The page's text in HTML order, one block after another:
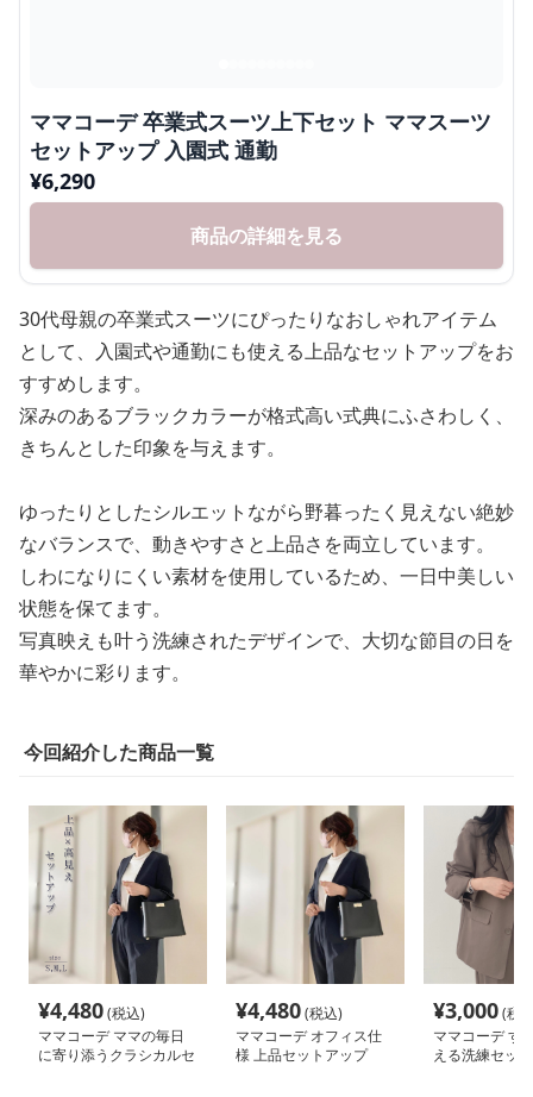
ママコーデ 卒業式スーツ上下セット ママスーツ
セットアップ 入園式 通勤
¥6,290
商品の詳細を見る
30代母親の卒業式スーツにぴったりなおしゃれアイテム
として、入園式や通勤にも使える上品なセットアップをお
すすめします。
深みのあるブラックカラーが格式高い式典にふさわしく、
きちんとした印象を与えます。
ゆったりとしたシルエットながら野暮ったく見えない絶妙
なバランスで、動きやすさと上品さを両立しています。
しわになりにくい素材を使用しているため、一日中美しい
状態を保てます。
写真映えも叶う洗練されたデザインで、大切な節目の日を
華やかに彩ります。
今回紹介した商品一覧
¥4,480(税込)
ママコーデ ママの毎日
に寄り添うクラシカルセ
¥4,480(税込)
ママコーデ オフィス仕
様 上品セットアップ
¥3,000(税
ママコーデ す
える洗練セッ